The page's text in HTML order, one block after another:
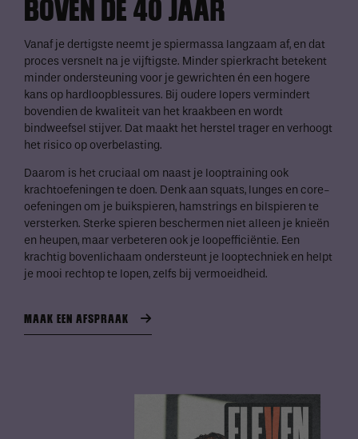
BOVEN DE 40 JAAR
Vanaf je dertigste neemt je spiermassa langzaam af, en dat
proces versnelt na je vijftigste. Minder spierkracht betekent
minder ondersteuning voor je gewrichten én een hogere
kans op hardloopblessures. Bij oudere lopers vermindert
bovendien de kwaliteit van het kraakbeen en wordt
bindweefsel stijver. Dat maakt het herstel trager en verhoogt
het risico op overbelasting.
Daarom is het cruciaal om naast je looptraining ook
krachtoefeningen te doen. Denk aan squats, lunges en core-
oefeningen om je buikspieren, hamstrings en bilspieren te
versterken. Sterke spieren beschermen niet alleen je knieën
en heupen, maar verbeteren ook je loopefficiëntie. Een
krachtig bovenlichaam ondersteunt je looptechniek en helpt
je mooi rechtop te lopen, zelfs bij vermoeidheid.
MAAK EEN AFSPRAAK